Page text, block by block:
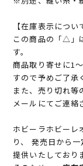
【在庫表示につい
この商品の「△」
す。
商品取り寄せに1
すので予めご了承
また、売り切れ等
メールにてご連絡
ホビーラホビーレ
り、 発売日から
提供いたしており